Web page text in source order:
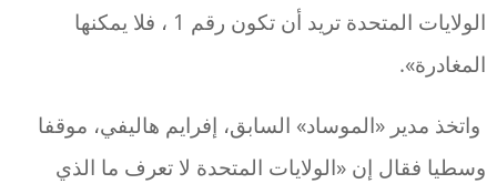
الولايات المتحدة تريد أن تكون رقم 1 ، فلا يمكنها
المغادرة».
واتخذ مدير «الموساد» السابق، إفرايم هاليفي، موقفا
وسطيا فقال إن «الولايات المتحدة لا تعرف ما الذي